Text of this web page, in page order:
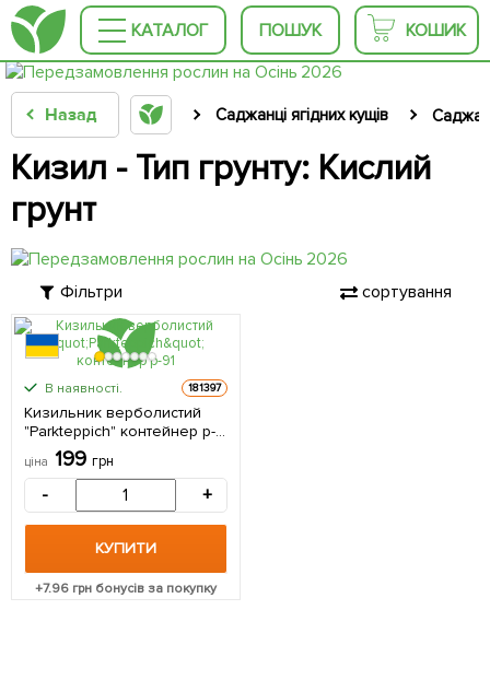
КАТАЛОГ ПОШУК КОШИК
Назад Саджанці ягідних кущів
Кизил - Тип грунту: Кислий
грунт
Фільтри сортування
В наявності. 181397
Кизильник верболистий
"Parkteppich" контейнер р-9
1 саджанець в упаковці
ціна 199 грн
- +
КУПИТИ
+7.96 грн бонусів за покупку